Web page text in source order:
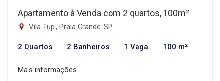
Apartamento à Venda com 2 quartos, 100m²
Vila Tupi, Praia Grande-SP
2 Quartos 2 Banheiros 1 Vaga 100 m²
Mais informações